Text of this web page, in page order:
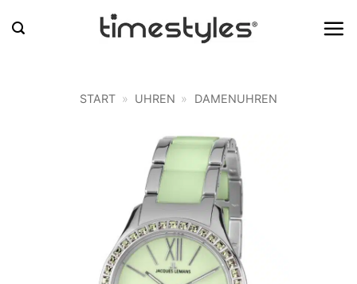
Inhalt
START » UHREN » DAMENUHREN